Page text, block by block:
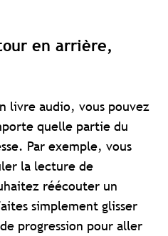
en arrière,
livre audio, vous pouvez
quelle partie du
Par exemple, vous
la lecture de
réécouter un
simplement glisser
progression pour aller